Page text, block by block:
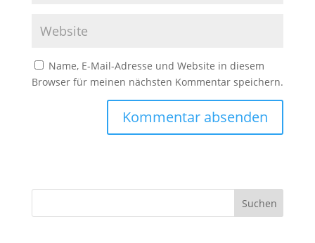
Name, E-Mail-Adresse und Website in diesem
Browser für meinen nächsten Kommentar speichern.